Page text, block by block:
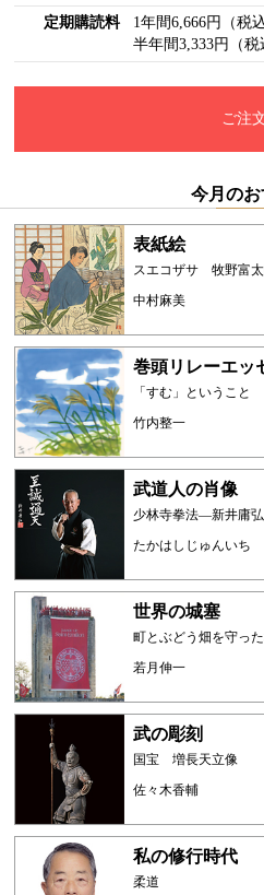
定期購読料
1年間6,666円（税
半年間3,333円（税
ご注
今月の
表紙絵
スエコザサ 牧野富太
中村麻美
巻頭リレーエッ
「すむ」ということ
竹内整一
武道人の肖像
少林寺拳法―新井庸弘
たかはしじゅんいち
世界の城塞
町とぶどう畑を守っ
若月伸一
武の彫刻
国宝 増長天立像
佐々木香輔
私の修行時代
柔道